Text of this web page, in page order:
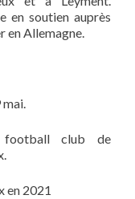
en soutien auprès
en Allemagne.
mai.
football club de
en 2021